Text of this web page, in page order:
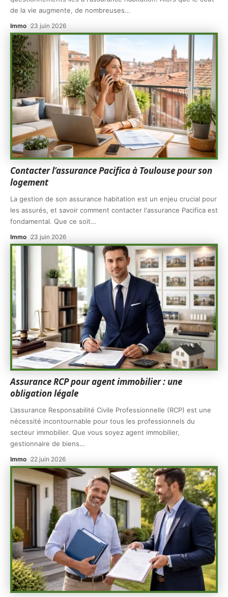
de la vie augmente, de nombreuses…
Immo 23 juin 2026
Contacter l’assurance Pacifica à Toulouse pour son
logement
La gestion de son assurance habitation est un enjeu crucial pour
les assurés, et savoir comment contacter l'assurance Pacifica est
fondamental. Que ce soit…
Immo 23 juin 2026
Assurance RCP pour agent immobilier : une
obligation légale
L’assurance Responsabilité Civile Professionnelle (RCP) est une
nécessité incontournable pour tous les professionnels du
secteur immobilier. Que vous soyez agent immobilier,
gestionnaire de biens…
Immo 22 juin 2026